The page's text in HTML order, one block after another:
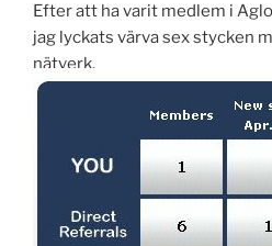
Efter att ha varit medlem i
jag lyckats värva sex stycken
nätverk.